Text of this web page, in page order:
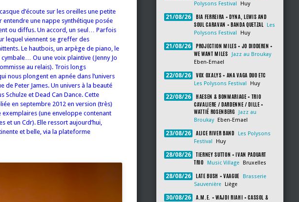
d’écoute sur les oreilles une petite
entendre une nappe synthétique posée
ou diffus. Un accord, un seul… Parfois
lequel viennent se greffer des
Le hautbois, un arpège de piano, le
cymbale… Ou une voix plaintive (Jenny Jo
au relais). Trois longs
nous plongent en apnée dans l’univers
de Peter James. Un univers à la beauté
Schulze et Dead Can Dance. Cette
en septembre 2012 en version (très)
exemplaires (une enveloppe contenant
et un Cdr). Elle ressort aujourd’hui,
et belle, via la plateforme
Polysons Festival
Huy
21/08/26
BIA FERREIRA + DYNA, LEWIS AND
SOUL CARAVAN + BANDA QUETZAL
Les
Polysons Festival
Huy
21/08/26
PROJECTION MILES + JO DIDDEREN +
WE WANT MILES
Jazz au Broukay
Eben-Emael
22/08/26 VOX OXALYS + ANA VAGA DUO ETC
Les Polysons Festival Huy
22/08/26
HAESEN & BONMARIAGE + TRIO
CAVALIERE / DARDENNE / DILLE +
WATTIÉ ROSENBERG
Jazz au
Broukay
Eben-Emael
23/08/26 ALICE RIVER BAND
Les Polysons
Festival
Huy
28/08/26
TIERNEY SUTTON + IVAN PADUART
TRIO
Music Village Bruxelles
28/08/26 LATE BUSH + VAAGUE
Brasserie
Sauvenière
Liège
30/08/26
A.M.E. + WAJDI RIAHI + CASSOL &